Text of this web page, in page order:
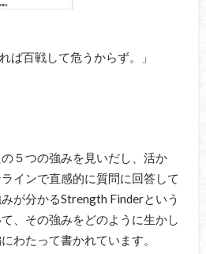
ば百戦して危うからず。」
５つの強みを見いだし、活か
インで直感的に質問に回答して
が分かるStrength Finderという
、その強みをどのように生かし
わたって書かれています。